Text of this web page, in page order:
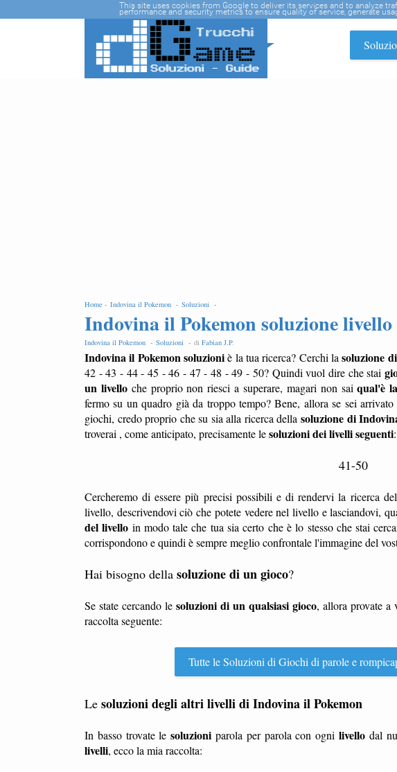
Home - Indovina il Pokemon - Soluzioni -
Indovina il Pokemon soluzione livello
Indovina il Pokemon - Soluzioni - di Fabian J.P.
Indovina il Pokemon soluzioniè la tua ricerca? Cerchi lasoluzione
42 - 43 - 44 - 45 - 46 - 47 - 48 - 49 - 50? Quindi vuol dire che stai
un livelloche proprio non riesci a superare, magari non saiqual'è
fermo su un quadro già da troppo tempo? Bene, allora se sei arrivato
giochi, credo proprio che su sia alla ricerca della soluzione di
troverai , come anticipato, precisamente lesoluzioni dei livelli seguenti:
41-50
Cercheremo di essere più precisi possibili e di rendervi la ricerca
livello, descrivendovi ciò che potete vedere nel livello e lasciandovi,
del livello in modo tale che tua sia certo che è lo stesso che stai
corrispondono e quindi è sempre meglio confrontale l'immagine del
Hai bisogno della soluzione di un gioco?
Se state cercando le soluzioni di un qualsiasi gioco, allora provate a
raccolta seguente:
Tutte le Soluzioni di Giochi di parole e
Le soluzioni degli altri livelli di Indovina il Pokemon
In basso trovate lesoluzioni parola per parola con ognilivello dal
livelli, ecco la mia raccolta:
This site uses cookies from Google to deliver its services and to analyze
performance and security metrics to ensure quality of service, generate